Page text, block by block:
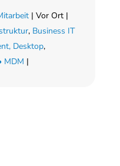
| Vor Ort |
, Business IT
Desktop,
MDM |